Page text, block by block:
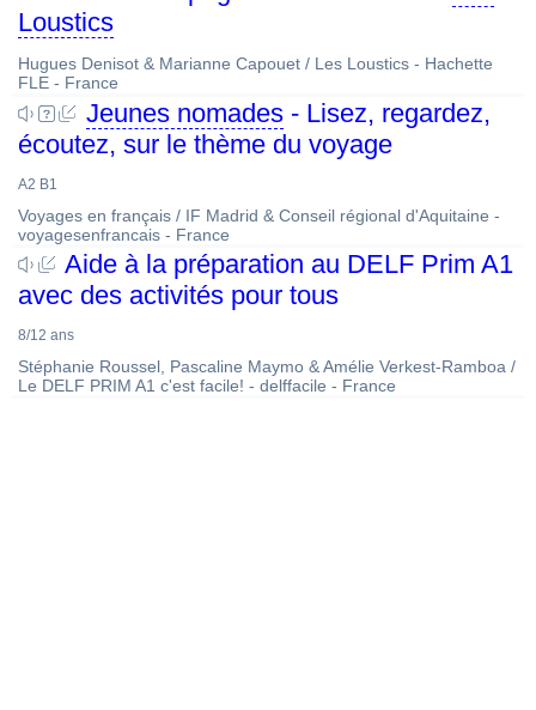
Loustics
Hugues Denisot & Marianne Capouet / Les Loustics - Hachette
FLE - France
Jeunes nomades- Lisez, regardez,
écoutez, sur le thème du voyage
A2 B1
Voyages en français / IF Madrid & Conseil régional d'Aquitaine -
voyagesenfrancais - France
Aide à la préparation au DELF Prim A1
avec des activités pour tous
8/12 ans
Stéphanie Roussel, Pascaline Maymo & Amélie Verkest-Ramboa /
Le DELF PRIM A1 c'est facile! - delffacile - France